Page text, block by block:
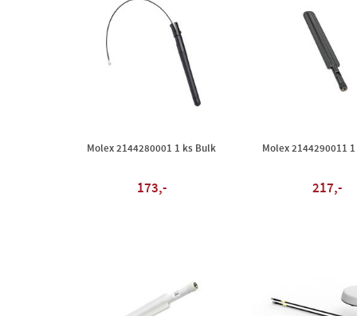
Molex 2144280001 1 ks Bulk
173,-
Molex 2144290011
217,-